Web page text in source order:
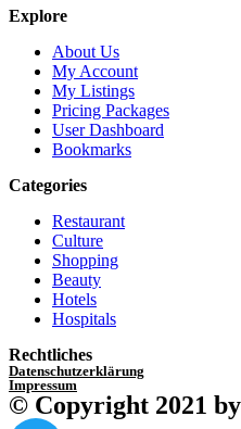
Explore
About Us
My Account
My Listings
Pricing Packages
User Dashboard
Bookmarks
Categories
Restaurant
Culture
Shopping
Beauty
Hotels
Hospitals
Rechtliches
Datenschutzerklärung
Impressum
© Copyright 2021